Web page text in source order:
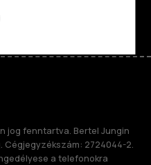
jog fenntartva. Bertel Jungin
Cégjegyzékszám: 2724044-2.
a telefonokra